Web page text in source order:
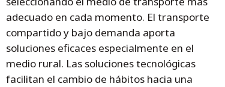
adecuado en cada momento. El transporte
compartido y bajo demanda aporta
soluciones eficaces especialmente en el
medio rural. Las soluciones tecnológicas
facilitan el cambio de hábitos hacia una